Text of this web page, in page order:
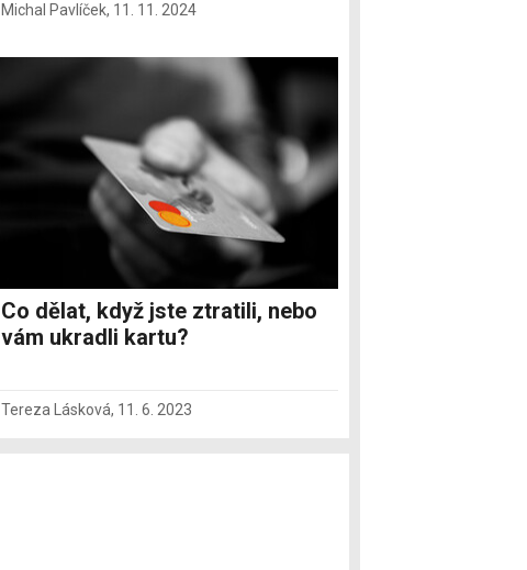
Michal Pavlíček, 11. 11. 2024
Co dělat, když jste ztratili, nebo
vám ukradli kartu?
Tereza Lásková, 11. 6. 2023